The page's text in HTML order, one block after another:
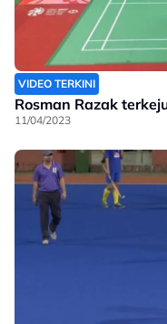
VIDEO TERKINI
Rosman Razak
11/04/2023